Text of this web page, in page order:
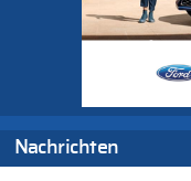
Nachrichten